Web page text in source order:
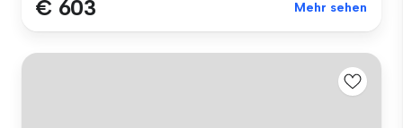
€ 603 Mehr sehen